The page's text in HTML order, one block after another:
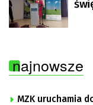
najnowsze
MZK uruchamia